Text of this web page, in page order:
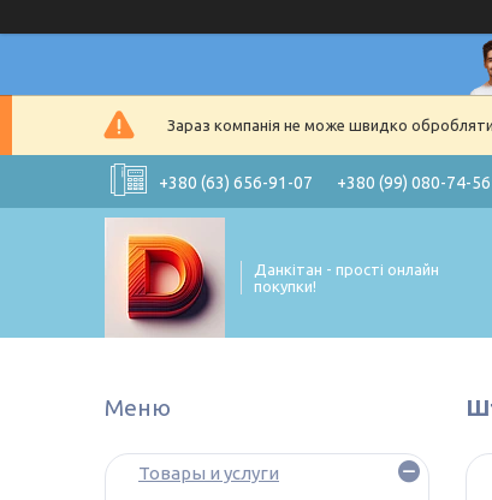
Зараз компанія не може швидко обробляти
+380 (63) 656-91-07 +380 (99) 080-74-56
Данкітан - прості онлайн
покупки!
Товары и услуги